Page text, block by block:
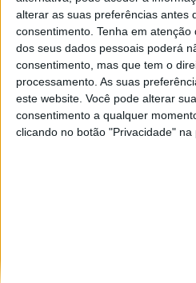
alterar as suas preferências antes
consentimento. Tenha em
dos seus dados pessoais poderá
consentimento, mas que tem o
processamento. As suas
este website. Você pode alterar
consentimento a qualquer
clicando no botão "Privacidade" na
Informação importante
Ficha técnica
Estatuto editorial
Política de privacidade
Termos e condições